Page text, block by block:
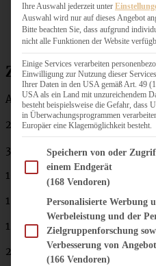
Zutaten
Ausreichend für 6 Brötchen:
25 g Leinsamen, geschrotet
300 g Weizenmehl 550
100 g Weizenvollkornmehl
150 g Anstellgut
12 g Salz
275 ml Wasser
Ihre Auswahl jederzeit unter
Auswahl wird nur auf dieses Angebot
Bitte beachten Sie, dass aufgrund
nicht alle Funktionen der Website
Einige Services verarbeiten
Einwilligung zur Nutzung dieser
Ihrer Daten in den USA gemäß Art. 49
USA als ein Land mit unzureichendem
besteht beispielsweise die Gefahr, dass
in Überwachungsprogrammen
Europäer eine Klagemöglichkeit besteht.
Im Folgenden finden Sie eine Liste der
Speichern von oder
einem Endgerät
(168 Vendoren)
Personalisierte Werbung
Werbeleistung und der
Zielgruppenforschung
Verbesserung von
(166 Vendoren)